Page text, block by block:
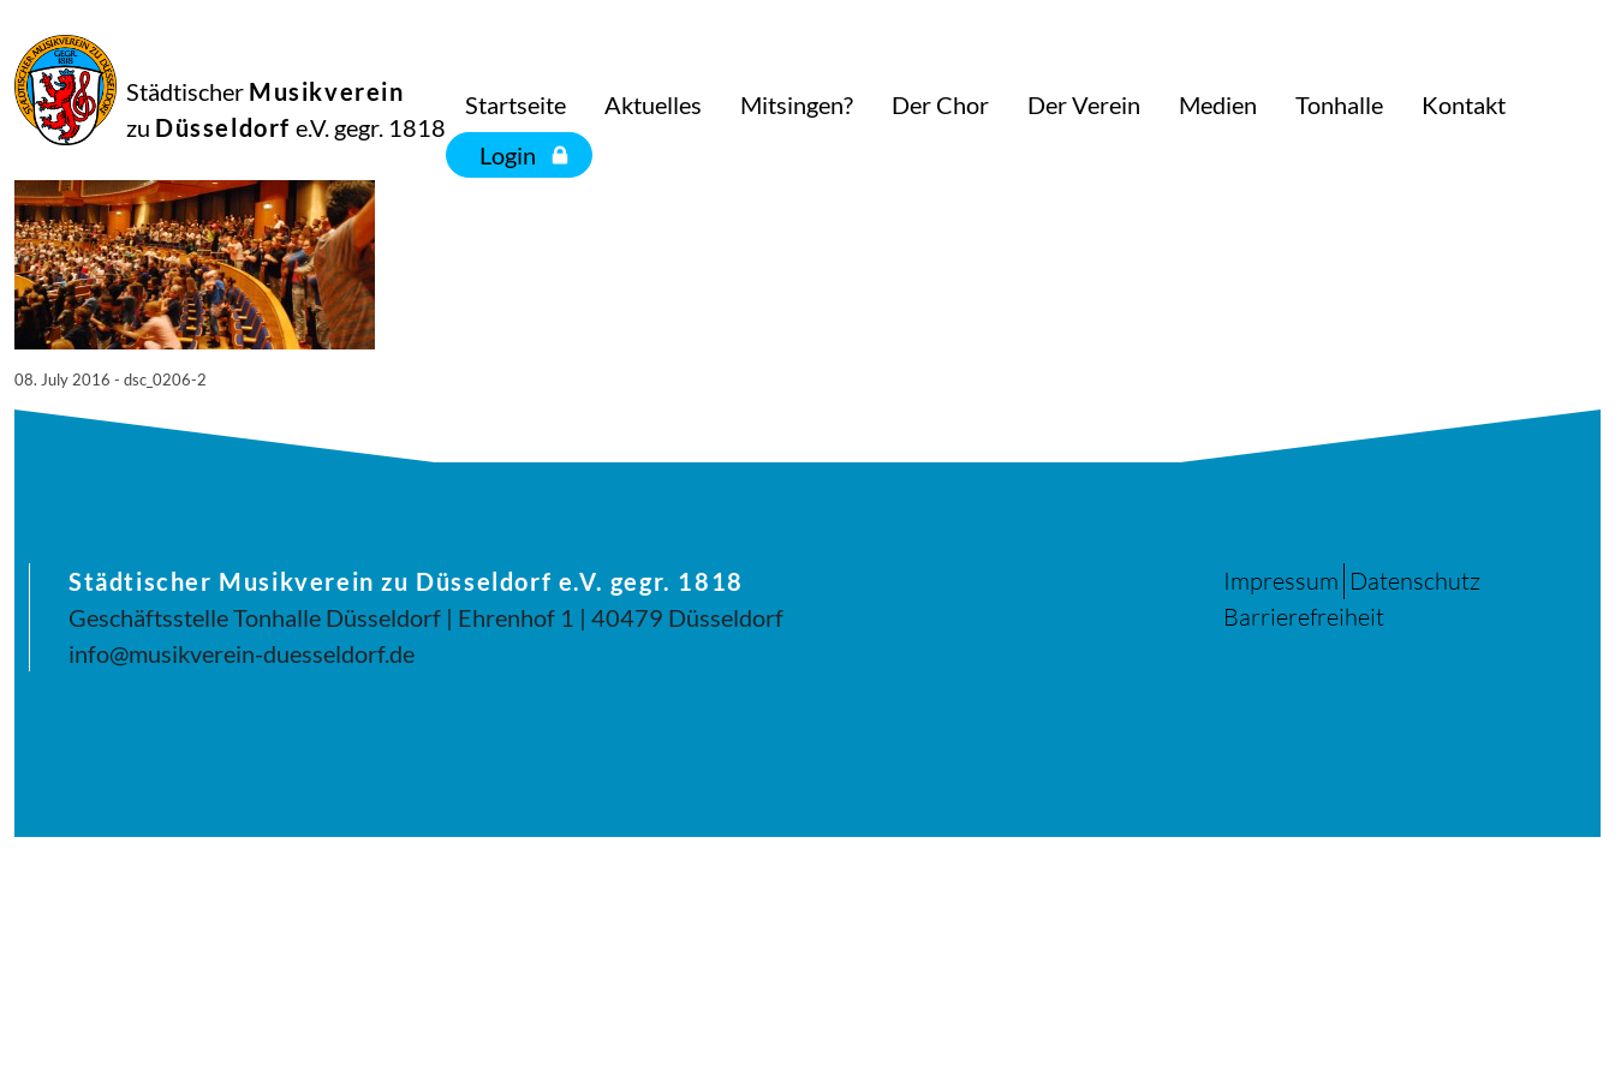
Städtischer Musikverein
zu Düsseldorf e.V. gegr. 1818
Startseite Aktuelles Mitsingen? Der Chor Der Verein Medien Tonhalle
Kontakt
Login
2016
Netkotec
SingPause Konzert 05.07.
08. July 2016 - dsc_0206-2
Städtischer Musikverein zu Düsseldorf e.V. gegr. 1818
Geschäftsstelle Tonhalle Düsseldorf | Ehrenhof 1 | 40479 Düsseldorf
info@musikverein-duesseldorf.de
Impressum Datenschutz
Barrierefreiheit